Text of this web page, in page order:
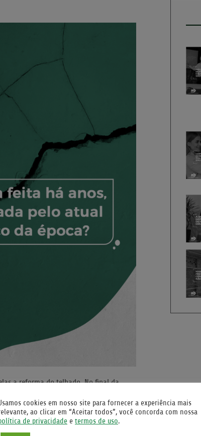
a reforma do telhado. No final da
amianto), em cima da laje, onde se
canos que levam a água para os
Com o peso, um dos canos estragou e
cookies em nosso site para fornecer a experiência mais
ao clicar em “Aceitar todos”, você concorda com nossa
de privacidade e termos de uso.